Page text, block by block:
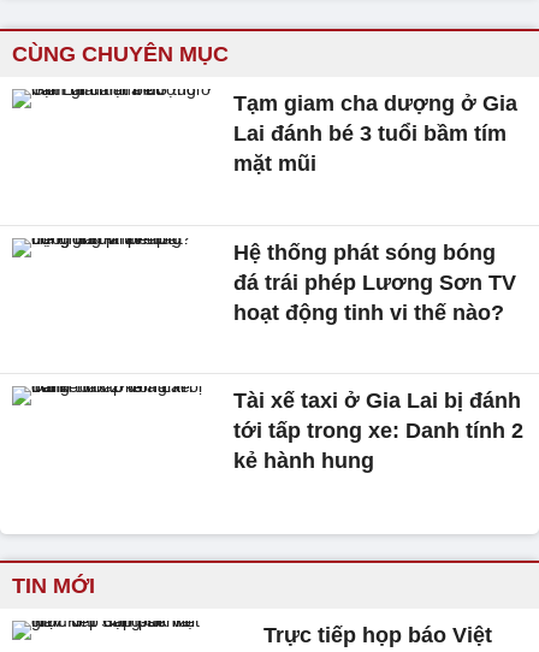
CÙNG CHUYÊN MỤC
Tạm giam cha dượng ở Gia
Lai đánh bé 3 tuổi bầm tím
mặt mũi
Hệ thống phát sóng bóng
đá trái phép Lương Sơn TV
hoạt động tinh vi thế nào?
Tài xế taxi ở Gia Lai bị đánh
tới tấp trong xe: Danh tính 2
kẻ hành hung
TIN MỚI
Trực tiếp họp báo Việt